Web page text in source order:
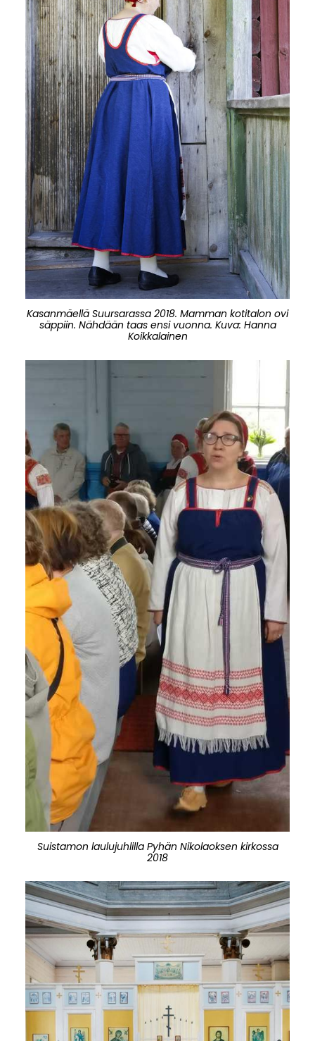
Kasanmäellä Suursarassa 2018. Mamman kotitalon ovi
säppiin. Nähdään taas ensi vuonna. Kuva: Hanna
Koikkalainen
Suistamon laulujuhlilla Pyhän Nikolaoksen kirkossa
2018